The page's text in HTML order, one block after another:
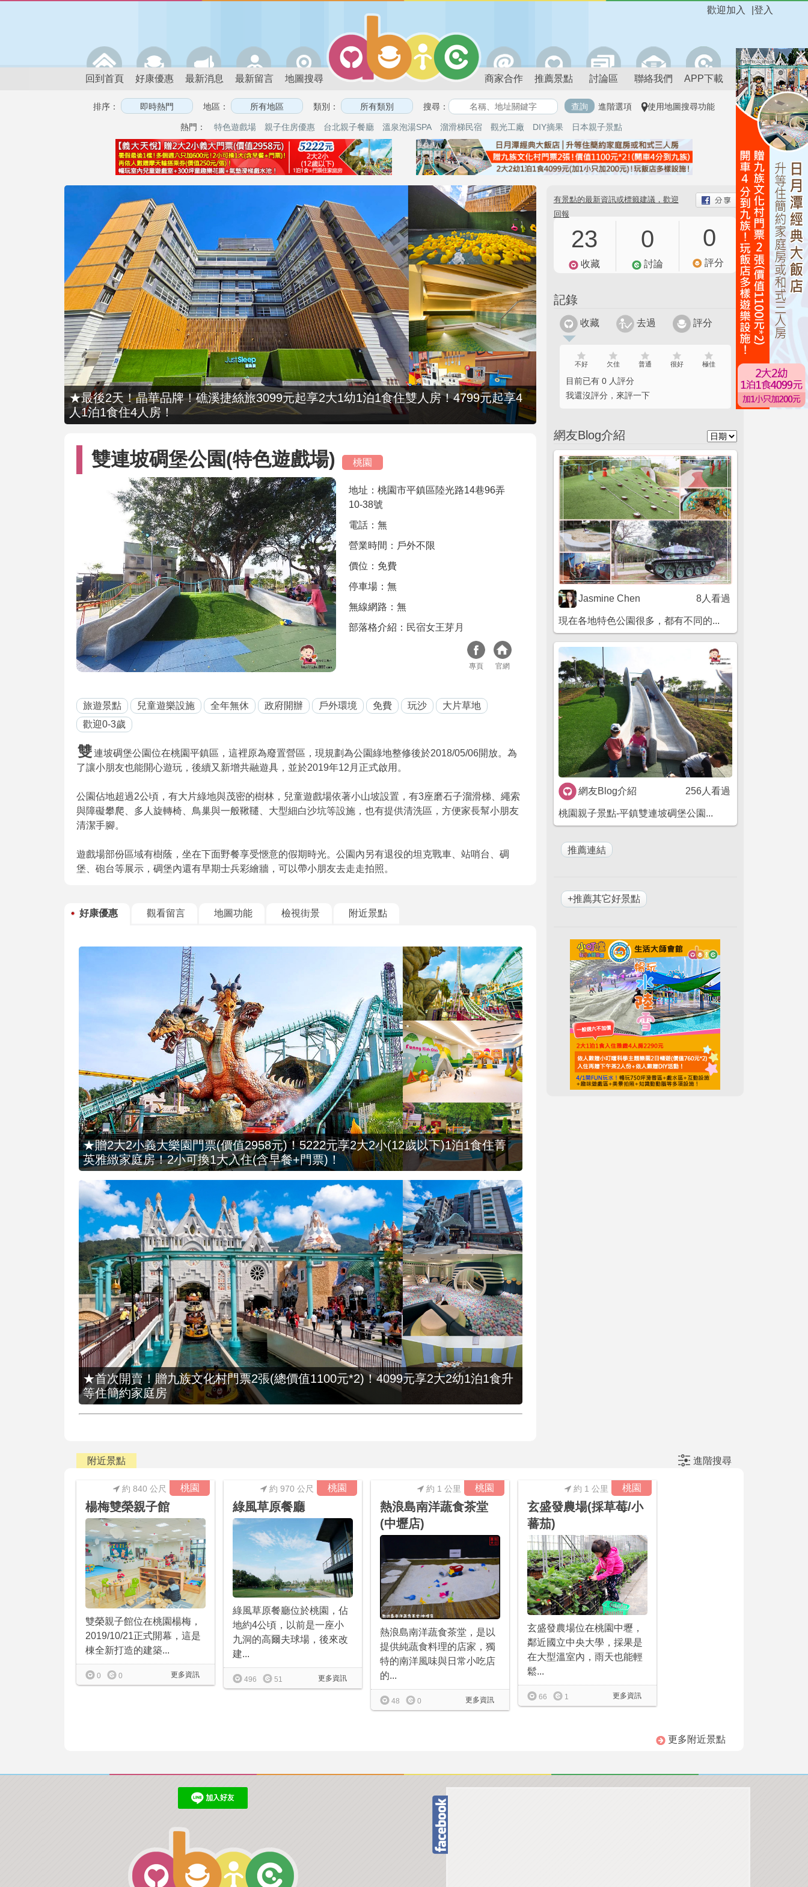
登入
歡迎加入
回到首頁 好康優惠 最新消息 最新留言 地圖搜尋 商家合作 推薦景點 討論區 聯絡我們 APP下載
排序： 地區： 類別： 搜尋： 進階選項 使用地圖搜尋功能
熱門： 特色遊戲場 親子住房優惠 台北親子餐廳 溫泉泡湯SPA 溜滑梯民宿 觀光工廠 DIY摘果 日本親子景點
★最後2天！晶華品牌！礁溪捷絲旅3099元起享2大1幼1泊1食住雙人房！4799元起享4
人1泊1食住4人房！
雙連坡碉堡公園(特色遊戲場) 桃園
地址：桃園市平鎮區陸光路14巷96弄
10-38號
電話：無
營業時間：戶外不限
價位：免費
停車場：無
無線網路：無
部落格介紹： 民宿女王芽月
專頁 官網
旅遊景點 兒童遊樂設施 全年無休 政府開辦 戶外環境 免費 玩沙
大片草地
歡迎0-3歲
雙連坡碉堡公園位在桃園平鎮區，這裡原為廢置營區，現規劃為公園綠地整修後於2018/05/06開放。為
了讓小朋友也能開心遊玩，後續又新增共融遊具，並於2019年12月正式啟用。
公園佔地超過2公頃，有大片綠地與茂密的樹林，兒童遊戲場依著小山坡設置，有3座磨石子溜滑梯、繩索
與障礙攀爬、多人旋轉椅、鳥巢與一般鞦韆、大型細白沙坑等設施，也有提供清洗區，方便家長幫小朋友
清潔手腳。
遊戲場部份區域有樹蔭，坐在下面野餐享受愜意的假期時光。公園內另有退役的坦克戰車、站哨台、碉
堡、砲台等展示，碉堡內還有早期士兵彩繪牆，可以帶小朋友去走走拍照。
好康優惠 觀看留言 地圖功能 檢視街景 附近景點
★贈2大2小義大樂園門票(價值2958元)！5222元享2大2小(12歲以下)1泊1食住菁
英雅緻家庭房！2小可換1大入住(含早餐+門票)！
★首次開賣！贈九族文化村門票2張(總價值1100元*2)！4099元享2大2幼1泊1食升
等住簡約家庭房
有景點的最新資訊或標籤建議，歡迎
回報
23
收藏
0
討論
0
評分
記錄
收藏 去過 評分
不好 欠佳 普通 很好 極佳
目前已有 0 人評分
我還沒評分，來評一下
網友Blog介紹
Jasmine Chen 8人看過
現在各地特色公園很多，都有不同的...
網友Blog介紹 256人看過
桃園親子景點-平鎮雙連坡碉堡公園...
+推薦其它好景點
附近景點 進階搜尋
桃園
約 840 公尺
楊梅雙榮親子館
雙榮親子館位在桃園楊梅，
2019/10/21正式開幕，這是
棟全新打造的建築...
更多資訊
0 0
桃園
約 970 公尺
綠風草原餐廳
綠風草原餐廳位於桃園，佔
地約4公頃，以前是一座小
九洞的高爾夫球場，後來改
建...
更多資訊
496 51
桃園
約 1 公里
熱浪島南洋蔬食茶堂
(中壢店)
熱浪島南洋蔬食茶堂，是以
提供純蔬食料理的店家，獨
特的南洋風味與日常小吃店
的...
更多資訊
48 0
桃園
約 1 公里
玄盛發農場(採草莓/小
蕃茄)
玄盛發農場位在桃園中壢，
鄰近國立中央大學，採果是
在大型溫室內，雨天也能輕
鬆...
更多資訊
66 1
更多附近景點